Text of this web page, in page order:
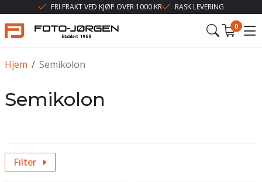
FRI FRAKT VED KJØP OVER 1000 KR RASK LEVERING
0
/
Hjem Semikolon
Semikolon
Filter